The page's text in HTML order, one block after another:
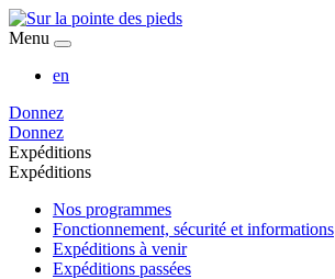
Menu
en
Donnez
Donnez
Expéditions
Expéditions
Nos programmes
Fonctionnement, sécurité et informations
Expéditions à venir
Expéditions passées